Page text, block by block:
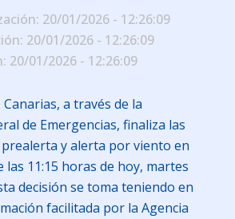
20/01/2026 - 12:26:09
20/01/2026 - 12:26:09
20/01/2026 - 12:26:09
a través de la
de Emergencias, finaliza las
y alerta por viento en
las 11:15 horas de hoy, martes
decisión se toma teniendo en
facilitada por la Agencia